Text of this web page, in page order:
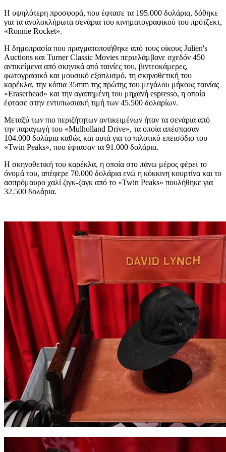
Η υψηλότερη προσφορά, που έφτασε τα 195.000 δολάρια, δόθηκε
για τα ανολοκλήρωτα σενάρια του κινηματογραφικού του πρότζεκτ,
«Ronnie Rocket».
Η δημοπρασία που πραγματοποιήθηκε από τους οίκους Julien's
Auctions και Turner Classic Movies περιελάμβανε σχεδόν 450
αντικείμενα από σκηνικά από ταινίες του, βιντεοκάμερες,
φωτογραφικό και μουσικό εξοπλισμό, τη σκηνοθετική του
καρέκλα, την κόπια 35mm της πρώτης του μεγάλου μήκους ταινίας
«Eraserhead» και την αγαπημένη του μηχανή espresso, η οποία
έφτασε στην εντυπωσιακή τιμή των 45.500 δολαρίων.
Μεταξύ των πιο περιζήτητων αντικειμένων ήταν τα σενάρια από
την παραγωγή του «Mulholland Drive», τα οποία απέσπασαν
104.000 δολάρια καθώς και αυτά για το πιλοτικό επεισόδιο του
«Twin Peaks», που έφτασαν τα 91.000 δολάρια.
Η σκηνοθετική του καρέκλα, η οποία στο πάνω μέρος φέρει το
όνομά του, απέφερε 70.000 δολάρια ενώ η κόκκινη κουρτίνα και το
ασπρόμαυρο χαλί ζιγκ-ζαγκ από το «Twin Peaks» πουλήθηκε για
32.500 δολάρια.